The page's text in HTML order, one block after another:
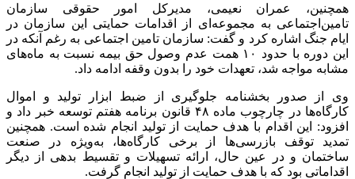
همچنین، عمران نعیمی، مدیرکل امور حقوقی سازمان
تامین‌اجتماعی به مجموعه‌ای از اقدامات حمایتی این سازمان در
ایام جنگ اشاره کرد و گفت: سازمان تامین اجتماعی به رغم آنکه در
این دوره با حدود ۱۰ همت عدم وصول حق بیمه نسبت به ماه‌های
مشابه مواجه شد، تعهدات خود را بدون وقفه ادامه داد.
وی از صدور بخشنامه جلوگیری از ضبط ابزار تولید و اموال
کارگاه‌ها در چارچوب ماده ۴۸ قانون برنامه هفتم توسعه خبر داد و
افزود: این اقدام با هدف حمایت از تولید انجام شده است. همچنین
تمدید توقف بازرسی‌ها از برخی کارگاه‌ها، به‌ویژه در صنعت
ساختمان و در عین حال، ارائه تسهیلات و تقسیط بدهی از دیگر
اقداماتی بود که با هدف حمایت از تولید انجام گرفت.